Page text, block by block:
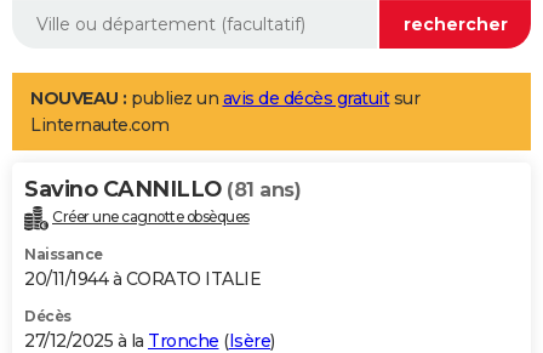
Aménagement intérieur
LIFESTYLE
Art de vivre
Bien-être
Loisirs
Mode
Modes de vie
Alimentation
Guide de la santé
Maladies
Médicaments
Sommeil
VOYAGE
Destinations
City break
Voyage nature
Voyage de noces
Forum
Climat
+PHOTO
GUIDES D'ACHAT
BONS PLANS
NOUVEAU : publiez un avis de décès gratuitsur
Linternaute.com
Savino CANNILLO (81 ans)
Créer une cagnotte obsèques
Naissance
20/11/1944 à CORATO ITALIE
Décès
27/12/2025 à la Tronche (Isère)